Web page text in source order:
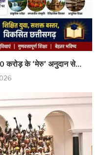
करोड़ के ‘मेरु’ अनुदान से...